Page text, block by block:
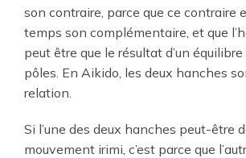
son contraire, parce que ce contraire
temps son complémentaire, et que
peut être que le résultat d’un
pôles. En Aikido, les deux hanches
relation.
Si l’une des deux hanches peut-être
mouvement irimi, c’est parce que